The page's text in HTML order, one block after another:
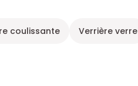
coulissante Verrière verre